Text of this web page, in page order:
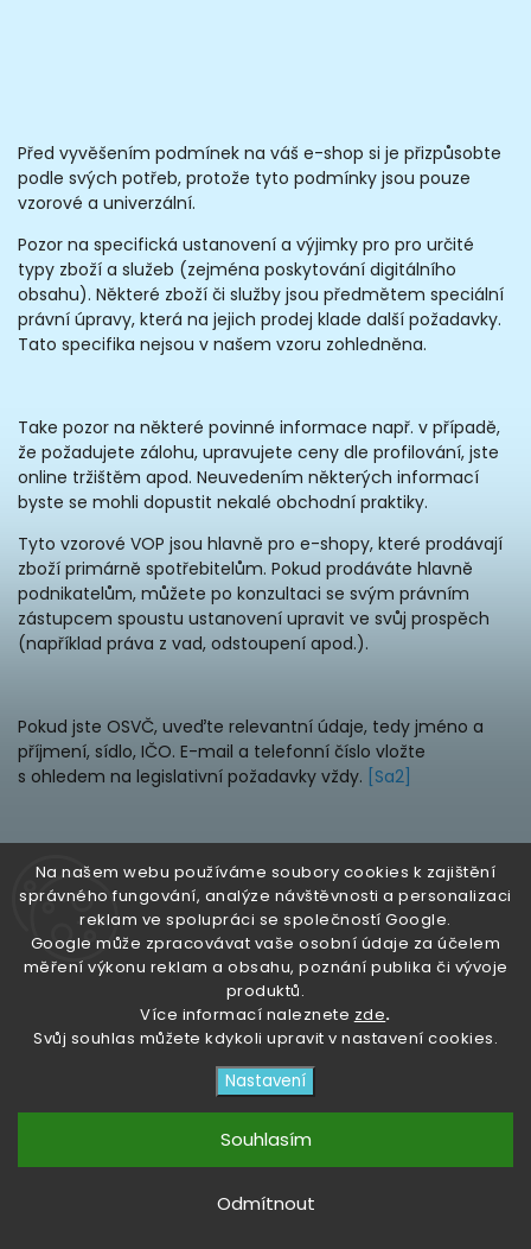
Na našem webu používáme soubory cookies k zajištění
správného fungování, analýze návštěvnosti a personalizaci
reklam ve spolupráci se společností Google.
Google může zpracovávat vaše osobní údaje za účelem
měření výkonu reklam a obsahu, poznání publika či vývoje
produktů.
Více informací naleznete zde.
Svůj souhlas můžete kdykoli upravit v nastavení cookies.
Nastavení
Odmítnout
Souhlasím
Před vyvěšením podmínek na váš e-shop si je přizpůsobte
podle svých potřeb, protože tyto podmínky jsou pouze
vzorové a univerzální.
Pozor na specifická ustanovení a výjimky pro pro určité
typy zboží a služeb (zejména poskytování digitálního
obsahu). Některé zboží či služby jsou předmětem speciální
právní úpravy, která na jejich prodej klade další požadavky.
Tato specifika nejsou v našem vzoru zohledněna.
Take pozor na některé povinné informace např. v případě,
že požadujete zálohu, upravujete ceny dle profilování, jste
online tržištěm apod. Neuvedením některých informací
byste se mohli dopustit nekalé obchodní praktiky.
Tyto vzorové VOP jsou hlavně pro e-shopy, které prodávají
zboží primárně spotřebitelům. Pokud prodáváte hlavně
podnikatelům, můžete po konzultaci se svým právním
zástupcem spoustu ustanovení upravit ve svůj prospěch
(například práva z vad, odstoupení apod.).
Pokud jste OSVČ, uveďte relevantní údaje, tedy jméno a
příjmení, sídlo, IČO. E-mail a telefonní číslo vložte
s ohledem na legislativní požadavky vždy. [Sa2]
Pokud účet neumožňujete, tuto část vymažte. Jestli u vás
mohou nakupovat jen registrovaní uživatelé, budete muset
udělat rozsáhlejší úpravu obchodních podmínek na míru.
Pokud budete po zákazníkovi chtít zálohu, musíte tuto